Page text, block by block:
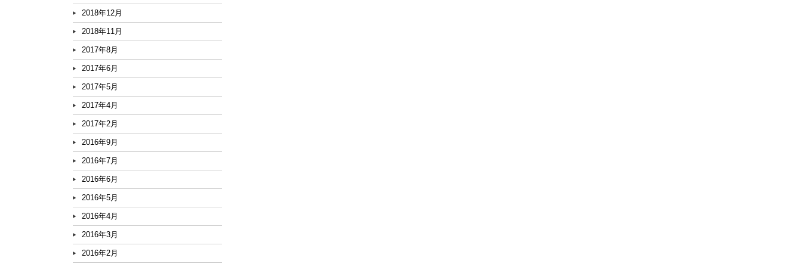
2018年12月
2018年11月
2017年8月
2017年6月
2017年5月
2017年4月
2017年2月
2016年9月
2016年7月
2016年6月
2016年5月
2016年4月
2016年3月
2016年2月